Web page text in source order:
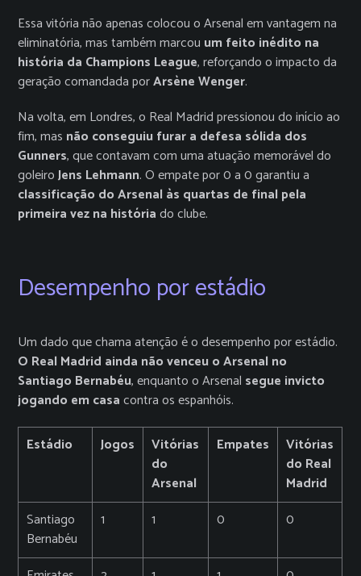
Essa vitória não apenas colocou o Arsenal em vantagem na
eliminatória, mas também marcou um feito inédito na
história da Champions League, reforçando o impacto da
geração comandada porArsène Wenger.
Na volta, em Londres, o Real Madrid pressionou do início ao
fim, mas não conseguiu furar a defesa sólida dos
Gunners, que contavam com uma atuação memorável do
goleiroJens Lehmann. O empate por 0 a 0 garantiu a
classificação do Arsenal às quartas de final pela
primeira vez na históriado clube.
Desempenho por estádio
Um dado que chama atenção é o desempenho por estádio.
O Real Madrid ainda não venceu o Arsenal no
Santiago Bernabéu, enquanto o Arsenal segue invicto
jogando em casacontra os espanhóis.
Estádio Jogos
Vitórias
do
Arsenal
Empates
Vitórias
do Real
Madrid
Santiago
Bernabéu
1 1 0 0